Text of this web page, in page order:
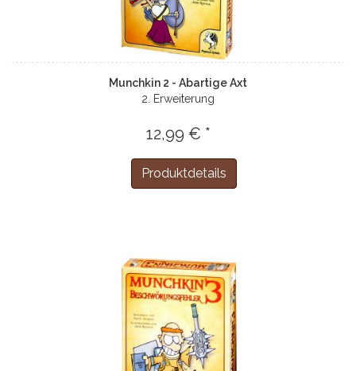
Munchkin 2 - Abartige Axt
2. Erweiterung
12,99 € *
Produktdetails